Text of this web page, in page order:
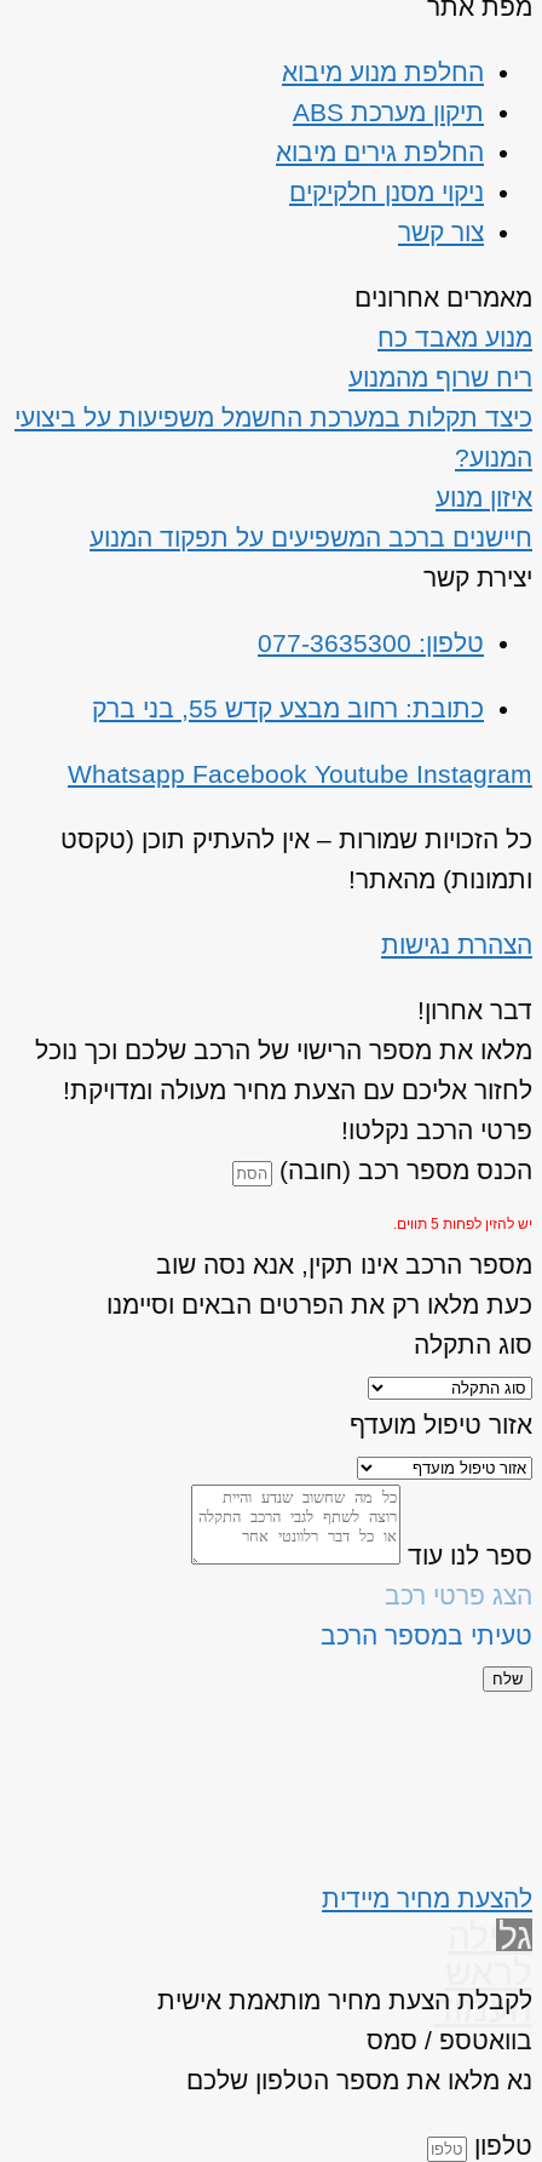
מפת אתר
החלפת מנוע מיבוא
תיקון מערכת ABS
החלפת גירים מיבוא
ניקוי מסנן חלקיקים
צור קשר
מאמרים אחרונים
מנוע מאבד כח
ריח שרוף מהמנוע
כיצד תקלות במערכת החשמל משפיעות על ביצועי
המנוע?
איזון מנוע
חיישנים ברכב המשפיעים על תפקוד המנוע
יצירת קשר
טלפון: 077-3635300
כתובת: רחוב מבצע קדש 55, בני ברק
Whatsapp Facebook Youtube Instagram
כל הזכויות שמורות – אין להעתיק תוכן (טקסט
ותמונות) מהאתר!
הצהרת נגישות
דבר אחרון!
מלאו את מספר הרישוי של הרכב שלכם וכך נוכל
לחזור אליכם עם הצעת מחיר מעולה ומדויקת!
פרטי הרכב נקלטו!
הכנס מספר רכב (חובה)
יש להזין לפחות 5 תווים.
מספר הרכב אינו תקין, אנא נסה שוב
כעת מלאו רק את הפרטים הבאים וסיימנו
סוג התקלה
אזור טיפול מועדף
ספר לנו עוד
הצג פרטי רכב
טעיתי במספר הרכב
שלח
להצעת מחיר מיידית
גלילה
העמוד
לקבלת הצעת מחיר מותאמת אישית
בוואטספ / סמס
נא מלאו את מספר הטלפון שלכם
טלפון